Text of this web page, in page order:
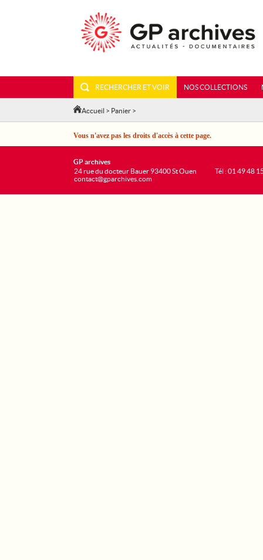
RECHERCHER ET VOIR NOS COLLECTIONS
Accueil > Panier >
Vous n'avez pas les droits d'accès à cette page.
GP archives
24 rue du docteur Bauer 93400 St Ouen
contact@gparchives.com
Tél : 01 49 48